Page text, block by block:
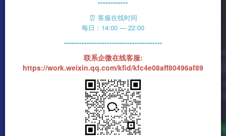
⏰ 客服在线时间
每日：14:00 — 22:00
---------------------------------------
联系企微在线客服:
https://work.weixin.qq.com/kfid/kfc4e08aff80496af89